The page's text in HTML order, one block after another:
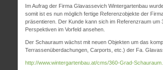
Im Aufrag der Firma Glavassevich Wintergartenbau
somit ist es nun möglich fertige Referenzobjekte der
präsentieren. Der Kunde kann sich im Referenzraum um
Perspektiven im Vorfeld ansehen.
Der Schauraum wächst mit neuen Objekten um das
Terrassenüberdachungen, Carports, etc.) der Fa.
http://www.wintergartenbau.at/cms/360-Grad-